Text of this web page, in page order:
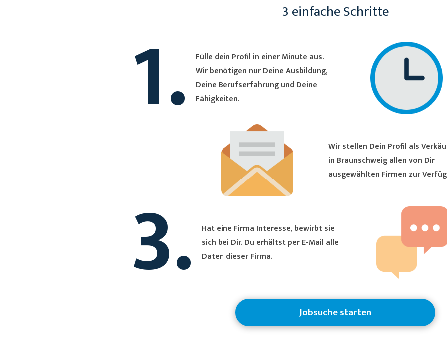
3 einfache Schritte
1.
Fülle dein Profil in einer Minute aus.
Wir benötigen nur Deine Ausbildung,
Deine Berufserfahrung und Deine
Fähigkeiten.
Wir stellen Dein Profil als Verkäufer/in
in Braunschweig allen von Dir
ausgewählten Firmen zur
3.
Hat eine Firma Interesse, bewirbt sie
sich bei Dir. Du erhältst per E-Mail alle
Daten dieser Firma.
Jobsuche starten